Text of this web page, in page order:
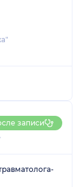
записи